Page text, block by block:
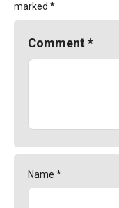
marked *
Comment *
Name *